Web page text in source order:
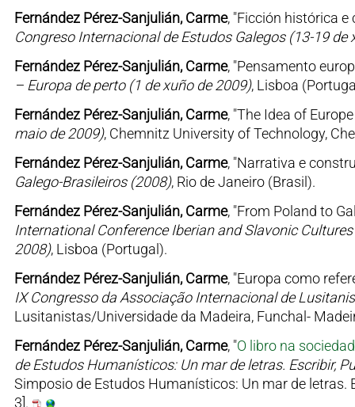
Fernández Pérez-Sanjulián, Carme, "Ficción histórica
Congreso Internacional de Estudos Galegos (13-19 de
Fernández Pérez-Sanjulián, Carme, "Pensamento
– Europa de perto (1 de xuño de 2009), Lisboa
Fernández Pérez-Sanjulián, Carme, "The Idea of
maio de 2009), Chemnitz University of Technology,
Fernández Pérez-Sanjulián, Carme, "Narrativa e
Galego-Brasileiros (2008), Rio de Janeiro (Brasil).
Fernández Pérez-Sanjulián, Carme, "From Poland to
International Conference Iberian and Slavonic
2008), Lisboa (Portugal).
Fernández Pérez-Sanjulián, Carme, "Europa como
IX Congresso da Associação Internacional de
Lusitanistas/Universidade da Madeira, Funchal-
Fernández Pérez-Sanjulián, Carme, "O libro na
de Estudos Humanísticos: Un mar de letras. Escribir,
Simposio de Estudos Humanísticos: Un mar de letras.
3].